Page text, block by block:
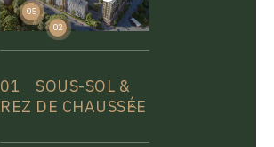
02
04
05
01
SOUS-SOL &
REZ DE CHAUSSÉE